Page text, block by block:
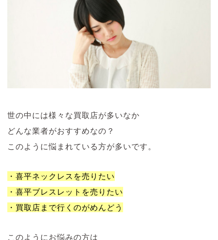
世の中には様々な買取店が多いなか
どんな業者がおすすめなの？
このように悩まれている方が多いです。
・喜平ネックレスを売りたい
・喜平ブレスレットを売りたい
・買取店まで行くのがめんどう
このようにお悩みの方は